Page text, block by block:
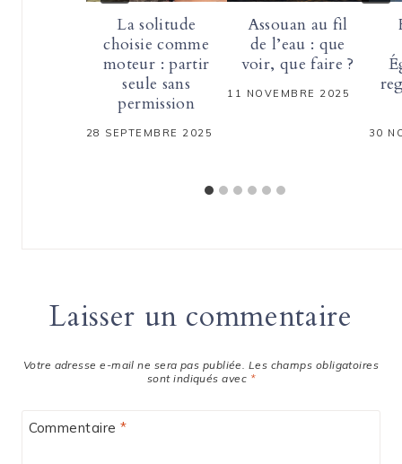
La solitude
choisie comme
moteur : partir
seule sans
permission
28 SEPTEMBRE 2025
Assouan au fil
de l’eau : que
voir, que faire ?
11 NOVEMBRE 2025
30
Laisser un commentaire
Votre adresse e-mail ne sera pas publiée. Les champs obligatoires
sont indiqués avec *
Commentaire *